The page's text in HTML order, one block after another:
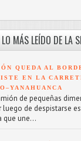
LO MÁS LEÍDO DE LA
QUEDA AL
EN LA
de pequeñas
luego de despistarse
que une...